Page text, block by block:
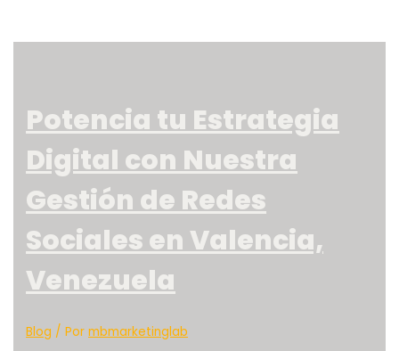
Potencia tu Estrategia
Digital con Nuestra
Gestión de Redes
Sociales en Valencia,
Venezuela
Blog / Pormbmarketinglab